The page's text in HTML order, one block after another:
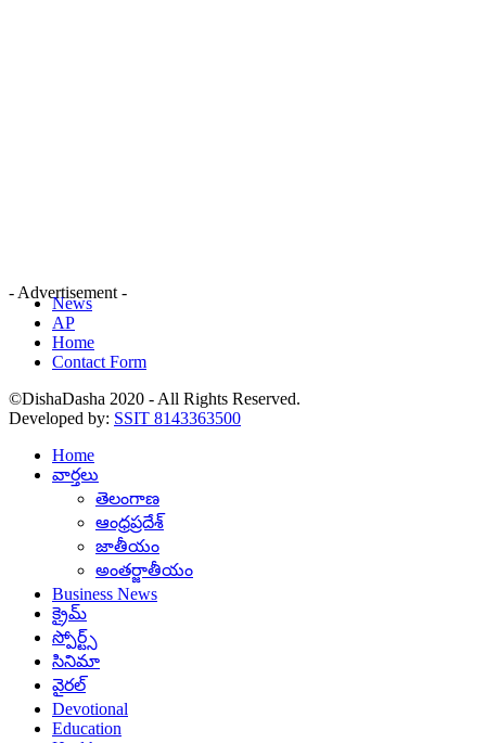
- Advertisement -
News
AP
Home
Contact Form
©DishaDasha 2020 - All Rights Reserved.
Developed by: SSIT 8143363500
Home
వార్తలు
తెలంగాణ
ఆంధ్రప్రదేశ్
జాతీయం
అంతర్జాతీయం
Business News
క్రైమ్
స్పోర్ట్స్
సినిమా
వైరల్
Devotional
Education